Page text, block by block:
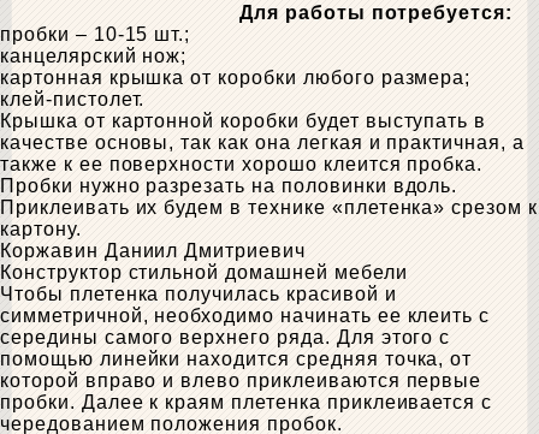
Для работы потребуется:
пробки – 10-15 шт.;
канцелярский нож;
картонная крышка от коробки любого размера;
клей-пистолет.
Крышка от картонной коробки будет выступать в
качестве основы, так как она легкая и практичная, а
также к ее поверхности хорошо клеится пробка.
Пробки нужно разрезать на половинки вдоль.
Приклеивать их будем в технике «плетенка» срезом к
картону.
Коржавин Даниил Дмитриевич
Конструктор стильной домашней мебели
Чтобы плетенка получилась красивой и
симметричной, необходимо начинать ее клеить с
середины самого верхнего ряда. Для этого с
помощью линейки находится средняя точка, от
которой вправо и влево приклеиваются первые
пробки. Далее к краям плетенка приклеивается с
чередованием положения пробок.